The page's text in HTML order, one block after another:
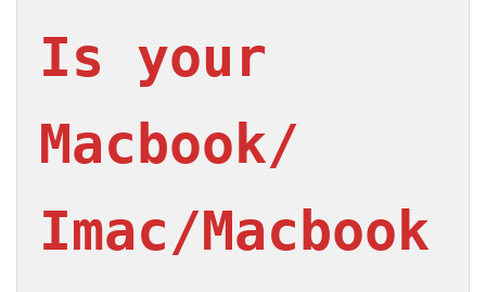
Is your
Macbook/
Imac/Macbook